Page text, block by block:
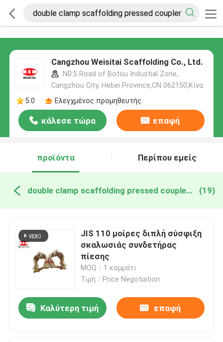
Cangzhou Weisitai Scaffolding Co., Ltd.
N0.5 Road of Botou Industial Zone,
Cangzhou City, Hebei Province,CN 062150,Κίνα
5.0
Ελεγχμένος προμηθευτής
κάλεσε τώρα επαφή
προϊόντα Περίπου εμείς
double clamp scaffolding pressed coupler διαδικτυακή κατασκευή (19)
JIS 110 μοίρες διπλή σύσφιξη
σκαλωσιάς συνδετήρας
πίεσης
MOQ：1 κομμάτι
Τιμή：Price Negotiation
Καλύτερη τιμή επαφή